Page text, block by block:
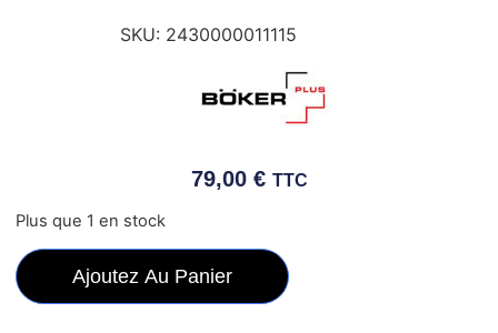
SKU: 2430000011115
79,00 € TTC
Plus que 1 en stock
Ajoutez Au Panier